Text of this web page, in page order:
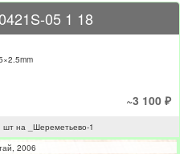
05 1 18
~3 100 ₽
шт на _Шереметьево-1
2006